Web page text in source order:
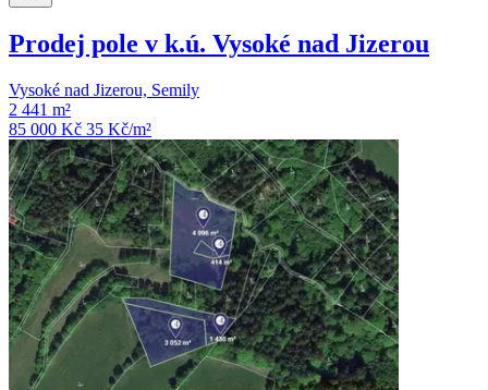
Prodej pole v k.ú. Vysoké nad Jizerou
Vysoké nad Jizerou, Semily
2 441 m²
85 000 Kč 35 Kč/m²